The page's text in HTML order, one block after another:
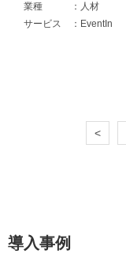
業種
人材
サービス
EventIn
<
導入事例